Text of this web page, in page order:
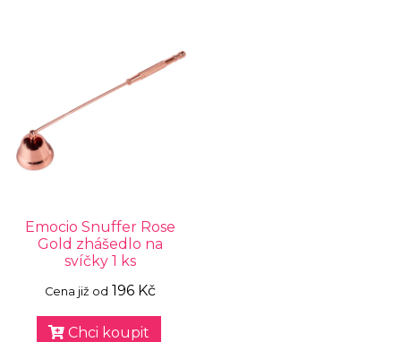
Emocio Snuffer Rose
Gold zhášedlo na
svíčky 1 ks
Cena již od 196 Kč
Chci koupit